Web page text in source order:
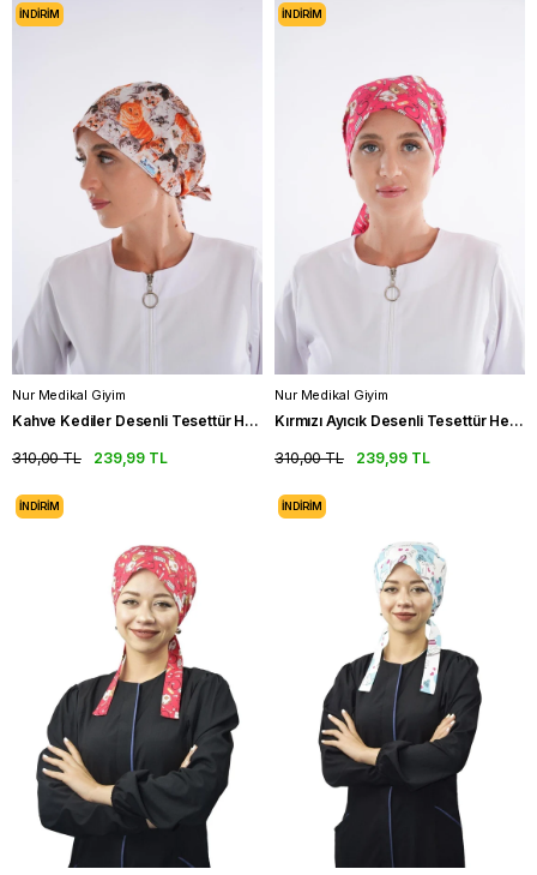
Nur Medikal Giyim
Kahve Kediler Desenli Tesettür Hemşire Bonesi Doktor Cerrahi Bone
239,99 TL
310,00 TL
İNDIRIM
Nur Medikal Giyim
Kırmızı Ayıcık Desenli Tesettür Hemşire Bonesi Doktor Cerrahi Bone
239,99 TL
310,00 TL
İNDIRIM
İNDIRIM İNDIRIM